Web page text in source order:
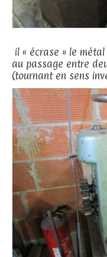
il « écrase » le
au passage entre
(tournant en sens